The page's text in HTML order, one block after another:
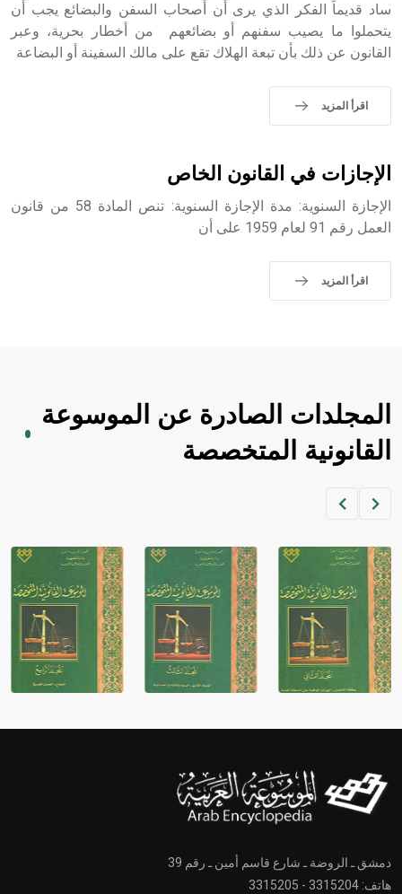
- هل تعلم أن أبجر Abgar اسم معروف جيداً يعود إلى عدد من
التاسع، وهم ينتسبون إلى أسرة أوسروين
sign تكتب منفصلة غير متصلة، وتعتمد المبدأ الأكوروفوني،
حيث تقتصر القيمة الصوتية للعلامة الك
ساد قديماً الفكر الذي يرى أن أصحاب السفن والبضائع يجب أن
يتحملوا ما يصيب سفنهم أو بضائعهم من أخطار بحرية، وعبر
القانون عن ذلك بأن تبعة الهلاك تقع على مالك السفينة أو البضاعة
اقرأ المزيد
الإجازات في القانون الخاص
الإجازة السنوية: مدة الإجازة السنوية: تنص المادة 58 من قانون
العمل رقم 91 لعام 1959 على أن
اقرأ المزيد
المجلدات الصادرة عن الموسوعة
القانونية المتخصصة
دمشق ـ الروضة ـ شارع قاسم أمين ـ رقم 39
هاتف: 3315204 - 3315205